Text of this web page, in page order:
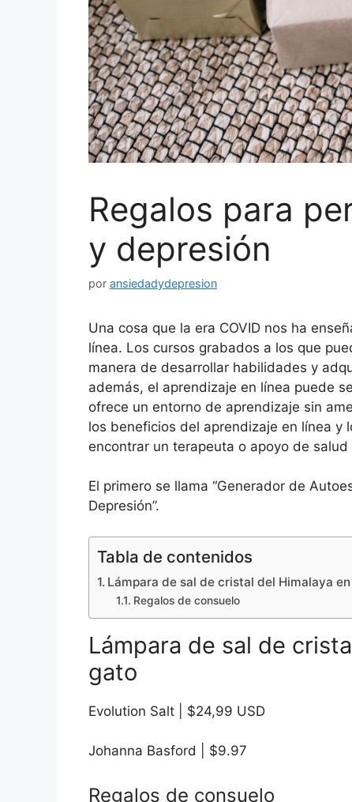
Regalos para
y depresión
por ansiedadydepresion
Una cosa que la era COVID nos ha
línea. Los cursos grabados a los que
manera de desarrollar habilidades y
además, el aprendizaje en línea puede
ofrece un entorno de aprendizaje sin
los beneficios del aprendizaje en línea y
encontrar un terapeuta o apoyo de
El primero se llama “Generador de
Depresión”.
Tabla de contenidos
Lámpara de sal de cristal del Himalaya
Regalos de consuelo
Lámpara de sal de
gato
Evolution Salt | $24,99 USD
Johanna Basford | $9.97
Regalos de consuelo